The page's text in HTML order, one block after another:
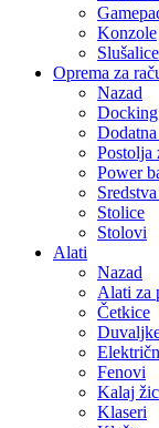
Konzole
Oprema za
Nazad
Postolja
Power
Stolice
Stolovi
Alati
Nazad
Alati za
Četkice
Fenovi
Kalaj
Klaseri